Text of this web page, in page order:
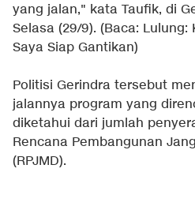
yang jalan," kata Taufik, di
Selasa (29/9). (Baca: Lulung:
Saya Siap Gantikan)
Politisi Gerindra tersebut
jalannya program yang
diketahui dari jumlah
Rencana Pembangunan
(RPJMD).